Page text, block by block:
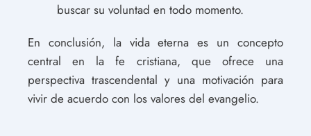
buscar su voluntad en todo momento.
En conclusión, la vida eterna es un concepto
central en la fe cristiana, que ofrece una
perspectiva trascendental y una motivación para
vivir de acuerdo con los valores del evangelio.